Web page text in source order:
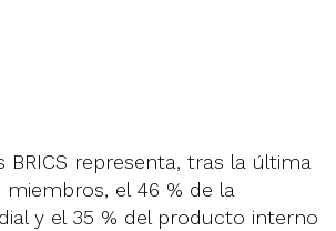
BRICS representa, tras la última
miembros, el 46 % de la
y el 35 % del producto interno